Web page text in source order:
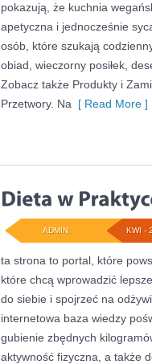
pokazują, że kuchnia
apetyczna i jednocześnie
osób, które szukają
obiad, wieczorny posiłek,
Zobacz także Produkty i
Przetwory. Na [ Read More ]
KWI -
ADMIN
ta strona to portal, które
które chcą wprowadzić
do siebie i spojrzeć na
internetowa baza wiedzy
gubienie zbędnych
aktywność fizyczna, a także